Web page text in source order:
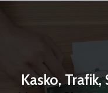
Kasko, Trafik,